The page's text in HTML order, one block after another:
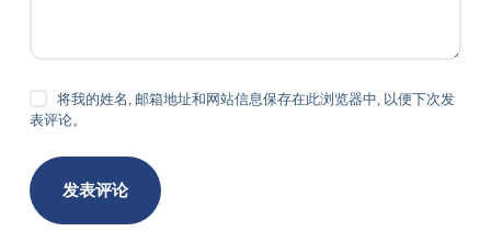
将我的姓名, 邮箱地址和网站信息保存在此浏览器中, 以便下次发
表评论。
发表评论